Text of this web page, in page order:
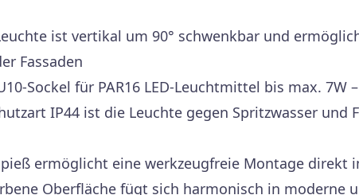
ist vertikal um 90° schwenkbar und
Fassaden
Sockel für PAR16 LED-Leuchtmittel bis max.
IP44 ist die Leuchte gegen Spritzwasser
ermöglicht eine werkzeugfreie Montage direkt
Oberfläche fügt sich harmonisch in moderne